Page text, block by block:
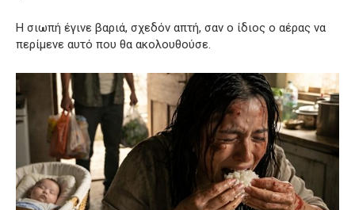
Η σιωπή έγινε βαριά, σχεδόν απτή, σαν ο ίδιος ο αέρας να
περίμενε αυτό που θα ακολουθούσε.